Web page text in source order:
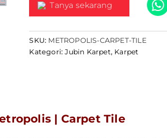
Tanya sekarang
SKU: METROPOLIS-CARPET-TILE
Kategori:Jubin Karpet, Karpet
| Carpet Tile